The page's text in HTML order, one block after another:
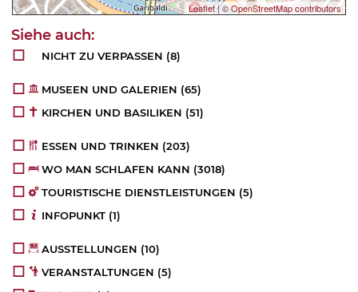
Leaflet|© OpenStreetMap contributors
NICHT ZU VERPASSEN (8)
MUSEEN UND GALERIEN (65)
KIRCHEN UND BASILIKEN (51)
ESSEN UND TRINKEN (203)
WO MAN SCHLAFEN KANN (3018)
TOURISTISCHE DIENSTLEISTUNGEN (5)
INFOPUNKT (1)
AUSSTELLUNGEN (10)
VERANSTALTUNGEN (5)